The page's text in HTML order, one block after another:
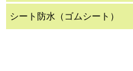
シート防水（ゴムシート）